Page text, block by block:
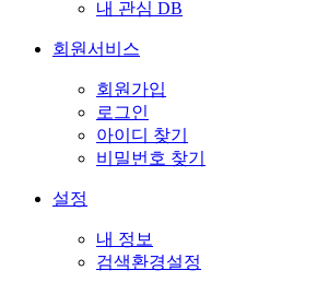
내 관심 DB
회원서비스
회원가입
로그인
아이디 찾기
비밀번호 찾기
설정
내 정보
검색환경설정